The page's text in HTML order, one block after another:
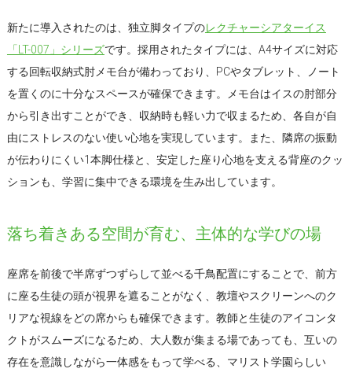
新たに導入されたのは、独立脚タイプのレクチャーシアターイス
「LT-007」シリーズです。採用されたタイプには、A4サイズに対応
する回転収納式肘メモ台が備わっており、PCやタブレット、ノート
を置くのに十分なスペースが確保できます。メモ台はイスの肘部分
から引き出すことができ、収納時も軽い力で収まるため、各自が自
由にストレスのない使い心地を実現しています。また、隣席の振動
が伝わりにくい1本脚仕様と、安定した座り心地を支える背座のクッ
ションも、学習に集中できる環境を生み出しています。
落ち着きある空間が育む、主体的な学びの場
座席を前後で半席ずつずらして並べる千鳥配置にすることで、前方
に座る生徒の頭が視界を遮ることがなく、教壇やスクリーンへのク
リアな視線をどの席からも確保できます。教師と生徒のアイコンタ
クトがスムーズになるため、大人数が集まる場であっても、互いの
存在を意識しながら一体感をもって学べる、マリスト学園らしい